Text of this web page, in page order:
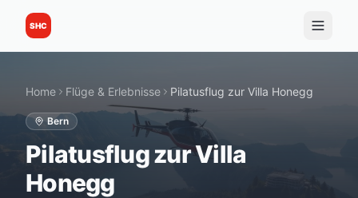
SHC
Home Flüge & Erlebnisse Pilatusflug zur Villa Honegg
Bern
Pilatusflug zur Villa
Honegg